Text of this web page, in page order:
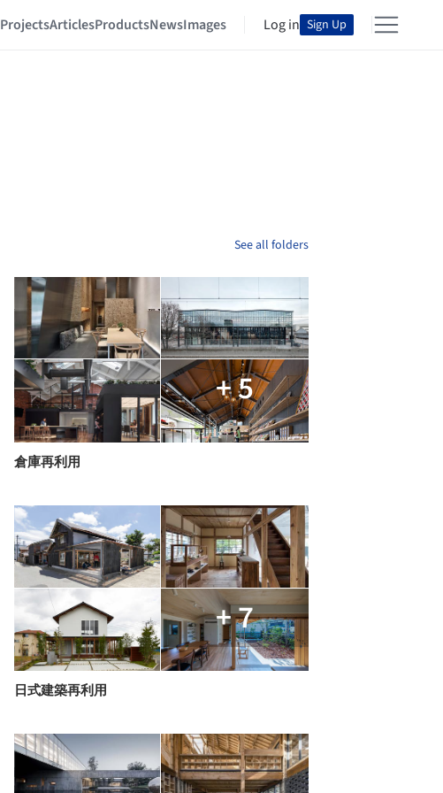
ProjectsArticlesProductsNewsImages Log in Sign Up
See all folders
+ 5
倉庫再利用
+ 7
日式建築再利用